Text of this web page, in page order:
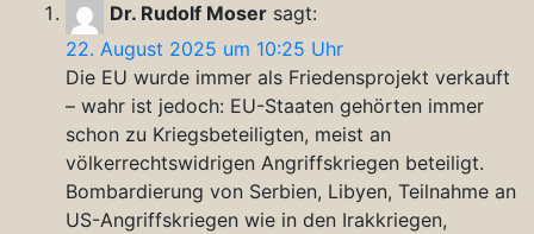
Dr. Rudolf Moser sagt:
22. August 2025 um 10:25 Uhr
Die EU wurde immer als Friedensprojekt verkauft
– wahr ist jedoch: EU-Staaten gehörten immer
schon zu Kriegsbeteiligten, meist an
völkerrechtswidrigen Angriffskriegen beteiligt.
Bombardierung von Serbien, Libyen, Teilnahme an
US-Angriffskriegen wie in den Irakkriegen,